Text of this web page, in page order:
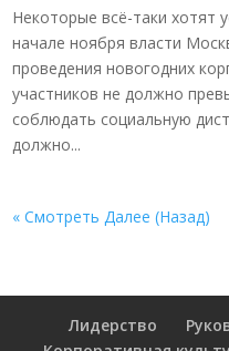
Некоторые всё-таки хотят
начале ноября власти
проведения новогодних
участников не должно
соблюдать социальную
должно...
« Смотреть Далее (Назад)
Лидерство